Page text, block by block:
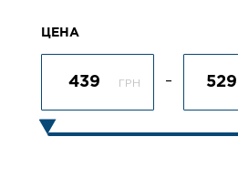
ЦЕНА
ГРН –